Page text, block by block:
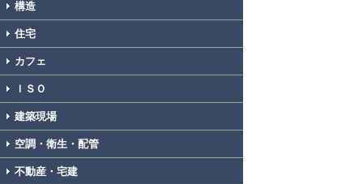
構造
住宅
カフェ
ＩＳＯ
建築現場
空調・衛生・配管
不動産・宅建